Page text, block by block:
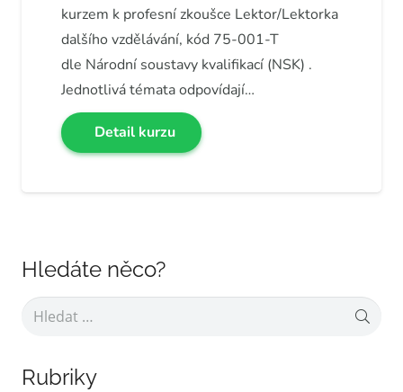
kurzem k profesní zkoušce Lektor/Lektorka
dalšího vzdělávání, kód 75-001-T
dle Národní soustavy kvalifikací (NSK) .
Jednotlivá témata odpovídají…
Detail kurzu
Hledáte něco?
Vyhledávání
Rubriky